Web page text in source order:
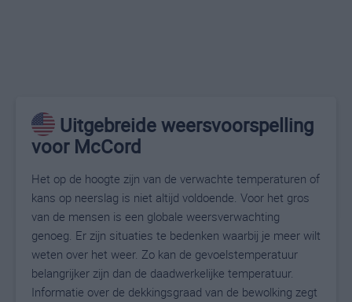
Uitgebreide weersvoorspelling
voor McCord
Het op de hoogte zijn van de verwachte temperaturen of
kans op neerslag is niet altijd voldoende. Voor het gros
van de mensen is een globale weersverwachting
genoeg. Er zijn situaties te bedenken waarbij je meer wilt
weten over het weer. Zo kan de gevoelstemperatuur
belangrijker zijn dan de daadwerkelijke temperatuur.
Informatie over de dekkingsgraad van de bewolking zegt